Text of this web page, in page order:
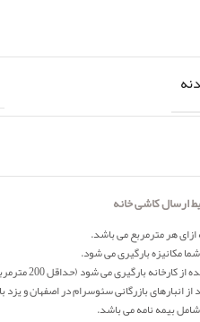
هر مترمربع می باشد.
مکانیزه بارگیری می شود.
کارخانه بارگیری می شود (حداقل 200 مترمربع)
از انبارهای بازرگانی سئوسرام در اصفهان و
بیمه نامه می باشد.
ارسال کاشی خانه